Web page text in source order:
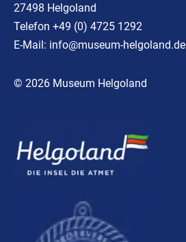
27498 Helgoland
Telefon +49 (0) 4725 1292
E-Mail: info@museum-helgoland.de
© 2026 Museum Helgoland